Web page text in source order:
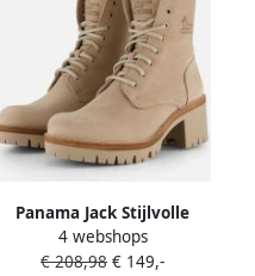
Panama Jack Stijlvolle
Veterschoenen met Hakken
Beige Dames
4 webshops
€ 208,98 € 149,-